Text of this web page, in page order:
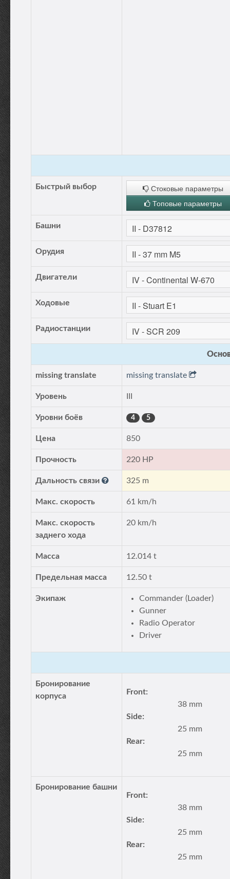
Быстрый выбор
Стоковые параметры
Топовые параметры
Башни
Орудия
Двигатели
Ходовые
Радиостанции
missing translate missing translate
Уровень
Уровни боёв 4 5
Цена 850
Прочность 220 HP
Дальность связи 325 m
Макс. скорость 61 km/h
Макс. скорость
заднего хода
20 km/h
Масса 12.014 t
Предельная масса 12.50 t
Экипаж
Commander (Loader)
Gunner
Radio Operator
Driver
Бронирование
корпуса
Front:
38 mm
Side:
25 mm
Rear:
25 mm
Бронирование башни
Front:
38 mm
Side:
25 mm
Rear:
25 mm